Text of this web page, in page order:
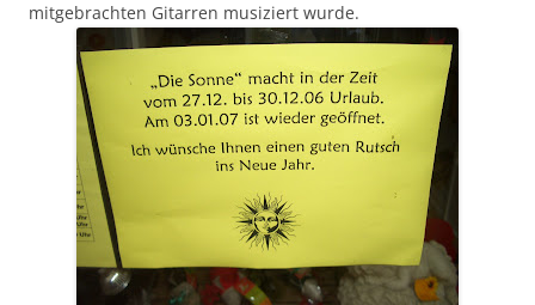
mitgebrachten Gitarren musiziert wurde.